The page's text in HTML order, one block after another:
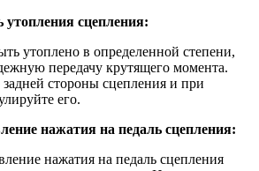
утопления сцепления:
утоплено в определенной степени,
передачу крутящего момента.
стороны сцепления и при
его.
нажатия на педаль сцепления:
нажатия на педаль сцепления